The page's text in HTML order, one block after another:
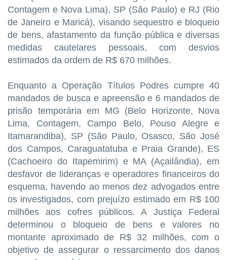
Contagem e Nova Lima), SP (São Paulo) e RJ (Rio
de Janeiro e Maricá), visando sequestro e bloqueio
de bens, afastamento da função pública e diversas
medidas cautelares pessoais, com desvios
estimados da ordem de R$ 670 milhões.
Enquanto a Operação Títulos Podres cumpre 40
mandados de busca e apreensão e 6 mandados de
prisão temporária em MG (Belo Horizonte, Nova
Lima, Contagem, Campo Belo, Pouso Alegre e
Itamarandiba), SP (São Paulo, Osasco, São José
dos Campos, Caraguatatuba e Praia Grande), ES
(Cachoeiro do Itapemirim) e MA (Açailândia), em
desfavor de lideranças e operadores financeiros do
esquema, havendo ao menos dez advogados entre
os investigados, com prejuízo estimado em R$ 100
milhões aos cofres públicos. A Justiça Federal
determinou o bloqueio de bens e valores no
montante aproximado de R$ 32 milhões, com o
objetivo de assegurar o ressarcimento dos danos